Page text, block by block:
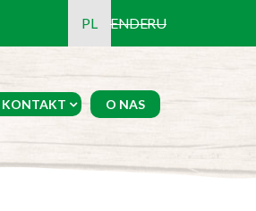
PL ENDERU
KONTAKT O NAS